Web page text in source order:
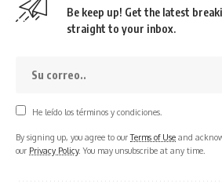
Be keep up! Get the latest
straight to your inbox.
He leído los términos y condiciones.
By signing up, you agree to ourTerms of Use and
our Privacy Policy. You may unsubscribe at any time.